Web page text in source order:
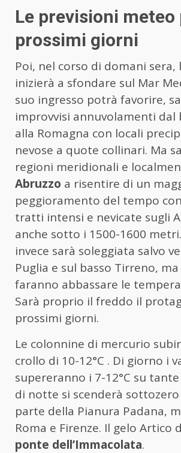
Le previsioni meteo
prossimi giorni
Poi, nel corso di domani sera,
inizierà a sfondare sul Mar
suo ingresso potrà favorire,
improvvisi annuvolamenti dal
alla Romagna con locali
nevose a quote collinari. Ma
regioni meridionali e
Abruzzo a risentire di un
peggioramento del tempo
tratti intensi e nevicate sugli
anche sotto i 1500-1600
invece sarà soleggiata salvo
Puglia e sul basso Tirreno,
faranno abbassare le
Sarà proprio il freddo il
prossimi giorni.
Le colonnine di mercurio
crollo di 10-12°C . Di giorno i
supereranno i 7-12°C su
di notte si scenderà
parte della Pianura Padana,
Roma e Firenze. Il gelo Artico
ponte dell’Immacolata.